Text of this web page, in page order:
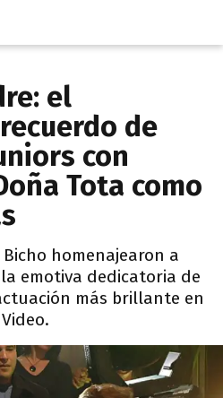
el
de
con
Tota como
homenajearon a
emotiva dedicatoria de
más brillante en